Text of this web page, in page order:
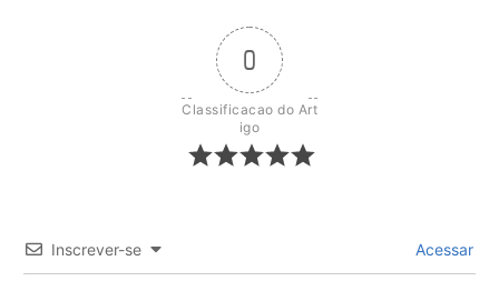
0
Classificacao do Art
igo
Inscrever-se Acessar